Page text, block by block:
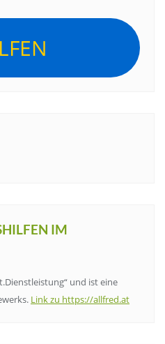
IM
und ist eine
Link zu https://allfred.at